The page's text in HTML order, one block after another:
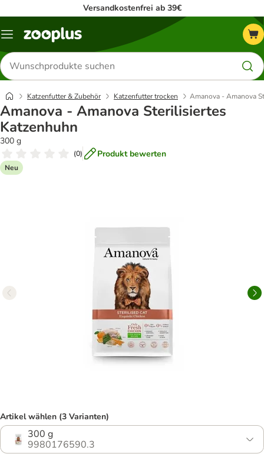
Versandkostenfrei ab 39€
Menü
Produkte
suchen
Katzenfutter & Zubehör Katzenfutter trocken Amanova - Amanova
Amanova - Amanova Sterilisiertes
Katzenhuhn
300 g
(0) Produkt bewerten
Neu
Artikel wählen (3 Varianten)
300 g
9980176590.3